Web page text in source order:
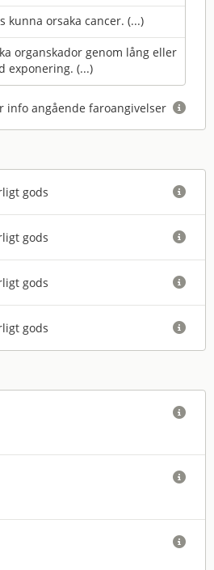
kunna orsaka cancer. (...)
organskador genom lång eller
exponering. (...)
info angående faroangivelser 
gods 
gods 
gods 
gods 


